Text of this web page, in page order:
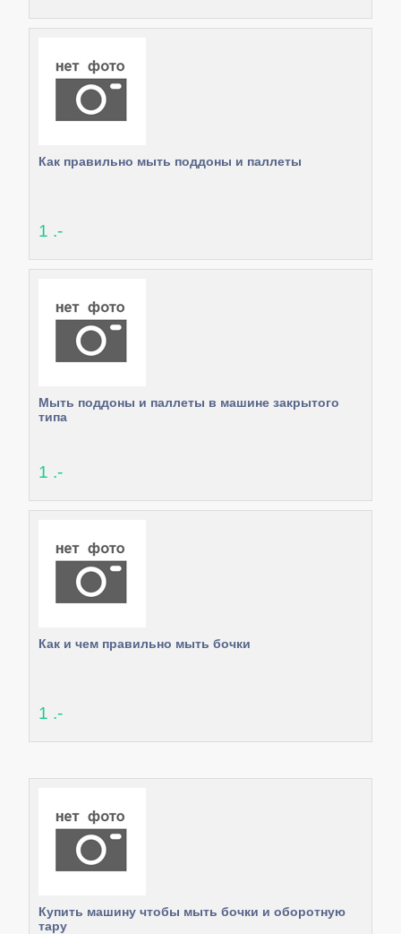
Как правильно мыть поддоны и паллеты
1 .-
Мыть поддоны и паллеты в машине закрытого
типа
1 .-
Как и чем правильно мыть бочки
1 .-
Купить машину чтобы мыть бочки и оборотную
тару